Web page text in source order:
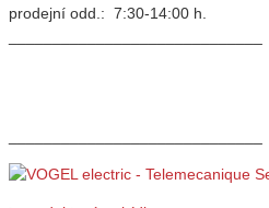
prodejní odd.: 7:30-14:00 h.